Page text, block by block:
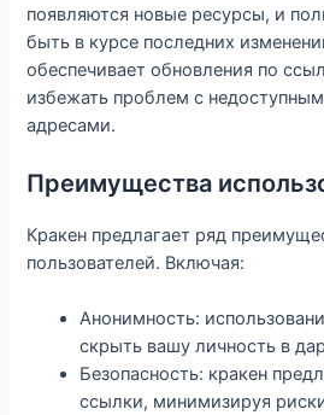
появляются новые ресурсы, и
быть в курсе последних
обеспечивает обновления по
избежать проблем с
адресами.
Преимущества
Кракен предлагает ряд
пользователей. Включая:
Анонимность:
скрыть вашу личность в
Безопасность: кракен
ссылки, минимизируя